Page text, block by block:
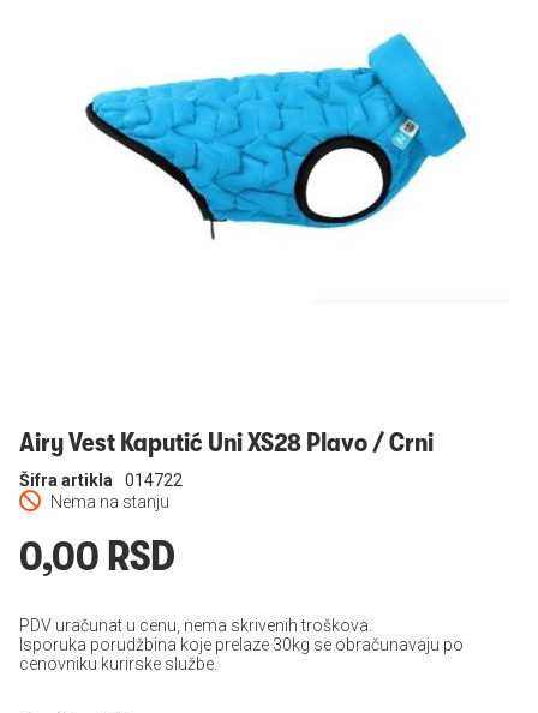
Airy Vest Kaputić Uni XS28 Plavo / Crni
Nema na stanju
Šifra artikla 014722
0,00 RSD
PDV uračunat u cenu, nema skrivenih troškova.
Isporuka porudžbina koje prelaze 30kg se obračunavaju po
cenovniku kurirske službe.